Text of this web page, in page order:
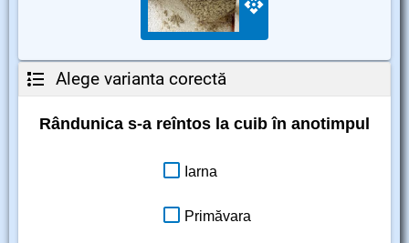
Alege varianta corectă
Rândunica s-a reîntos la cuib în anotimpul
Iarna
Primăvara